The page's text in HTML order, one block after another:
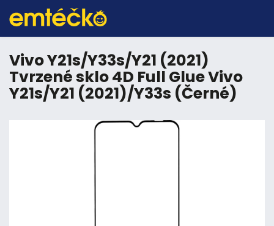
Vivo Y21s/Y33s/Y21 (2021)
Tvrzené sklo 4D Full Glue Vivo
Y21s/Y21 (2021)/Y33s (Černé)